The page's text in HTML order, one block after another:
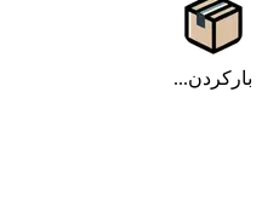
بارکردن...